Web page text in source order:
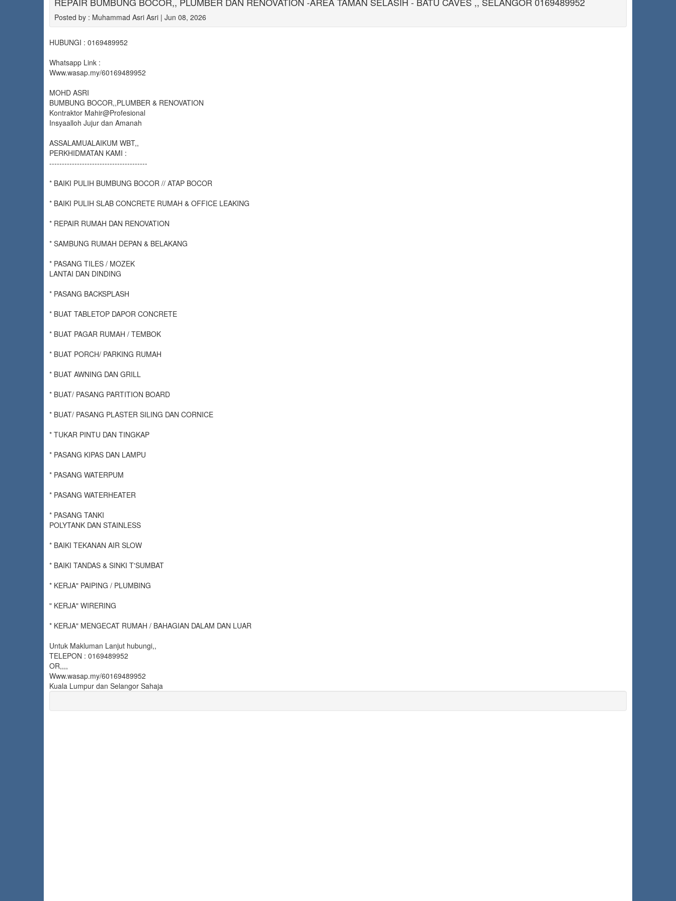
Posted by : Muhammad Asri Asri | Jun 08, 2026
HUBUNGI : 0169489952
Whatsapp Link :
Www.wasap.my/60169489952
MOHD ASRI
BUMBUNG BOCOR,,PLUMBER & RENOVATION
Kontraktor Mahir@Profesional
Insyaalloh Jujur dan Amanah
ASSALAMUALAIKUM WBT,,
PERKHIDMATAN KAMI :
---------------------------------------
* BAIKI PULIH BUMBUNG BOCOR // ATAP BOCOR
* BAIKI PULIH SLAB CONCRETE RUMAH & OFFICE LEAKING
* REPAIR RUMAH DAN RENOVATION
* SAMBUNG RUMAH DEPAN & BELAKANG
* PASANG TILES / MOZEK
LANTAI DAN DINDING
* PASANG BACKSPLASH
* BUAT TABLETOP DAPOR CONCRETE
* BUAT PAGAR RUMAH / TEMBOK
* BUAT PORCH/ PARKING RUMAH
* BUAT AWNING DAN GRILL
* BUAT/ PASANG PARTITION BOARD
* BUAT/ PASANG PLASTER SILING DAN CORNICE
* TUKAR PINTU DAN TINGKAP
* PASANG KIPAS DAN LAMPU
* PASANG WATERPUM
* PASANG WATERHEATER
* PASANG TANKI
POLYTANK DAN STAINLESS
* BAIKI TEKANAN AIR SLOW
* BAIKI TANDAS & SINKI T'SUMBAT
* KERJA" PAIPING / PLUMBING
" KERJA" WIRERING
* KERJA" MENGECAT RUMAH / BAHAGIAN DALAM DAN LUAR
Untuk Makluman Lanjut hubungi,,
TELEPON : 0169489952
OR,,,,
Www.wasap.my/60169489952
Kuala Lumpur dan Selangor Sahaja